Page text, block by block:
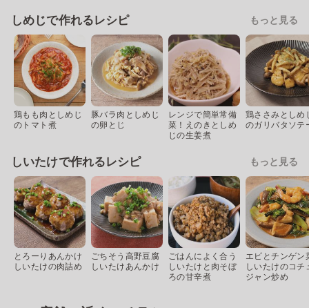
しめじで作れるレシピ もっと見る
鶏もも肉としめじ
のトマト煮
豚バラ肉としめじ
の卵とじ
レンジで簡単常備
菜！えのきとしめ
じの生姜煮
鶏ささみとしめ
のガリバタソテ
しいたけで作れるレシピ もっと見る
とろーりあんかけ
しいたけの肉詰め
ごちそう高野豆腐
しいたけあんかけ
ごはんによく合う
しいたけと肉そぼ
ろの甘辛煮
エビとチンゲン
しいたけのコチ
ジャン炒め